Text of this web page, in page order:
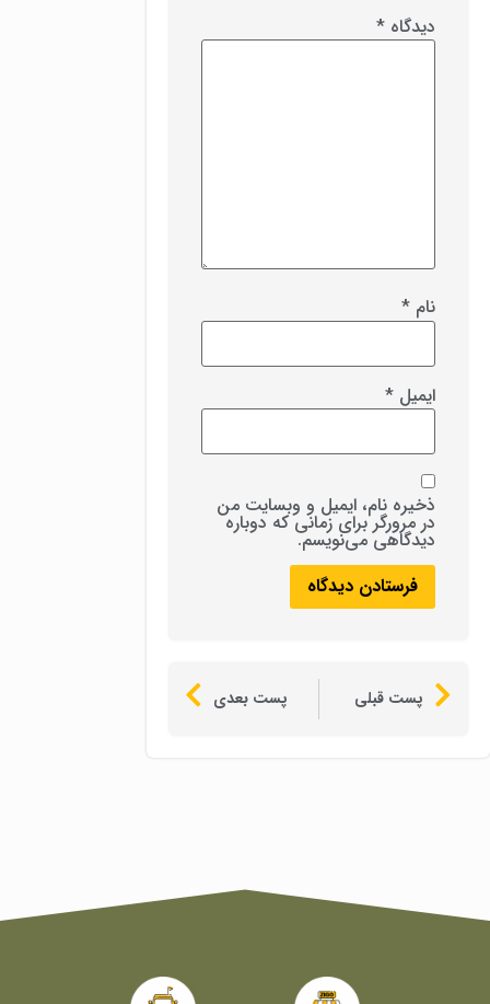
دیدگاه *
نام *
ایمیل *
ذخیره نام، ایمیل و وبسایت من
در مرورگر برای زمانی که دوباره
دیدگاهی می‌نویسم.
پست قبلی پست بعدی